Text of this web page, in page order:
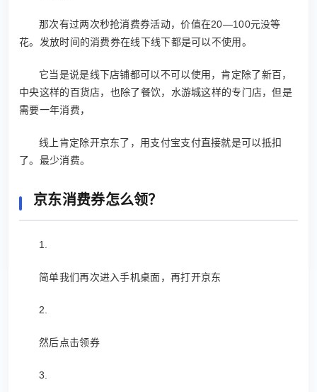
那次有过两次秒抢消费券活动，价值在20—100元没等
花。发放时间的消费券在线下线下都是可以不使用。
它当是说是线下店铺都可以不可以使用，肯定除了新百，
中央这样的百货店，也除了餐饮，水游城这样的专门店，但是
需要一年消费，
线上肯定除开京东了，用支付宝支付直接就是可以抵扣
了。最少消费。
京东消费券怎么领？
1.
简单我们再次进入手机桌面，再打开京东
2.
然后点击领券
3.